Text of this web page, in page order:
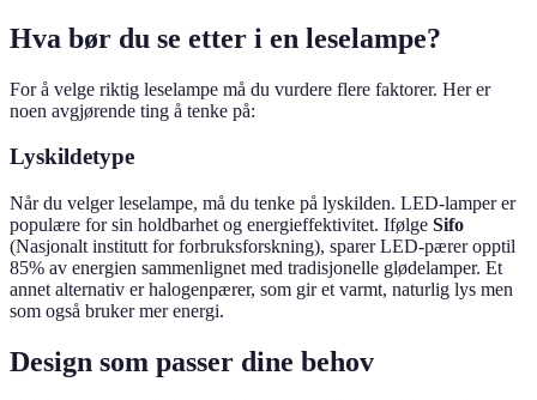
Hva bør du se etter i en leselampe?
For å velge riktig leselampe må du vurdere flere faktorer. Her er
noen avgjørende ting å tenke på:
Lyskildetype
Når du velger leselampe, må du tenke på lyskilden. LED-lamper er
populære for sin holdbarhet og energieffektivitet. Ifølge Sifo
(Nasjonalt institutt for forbruksforskning), sparer LED-pærer opptil
85% av energien sammenlignet med tradisjonelle glødelamper. Et
annet alternativ er halogenpærer, som gir et varmt, naturlig lys men
som også bruker mer energi.
Design som passer dine behov